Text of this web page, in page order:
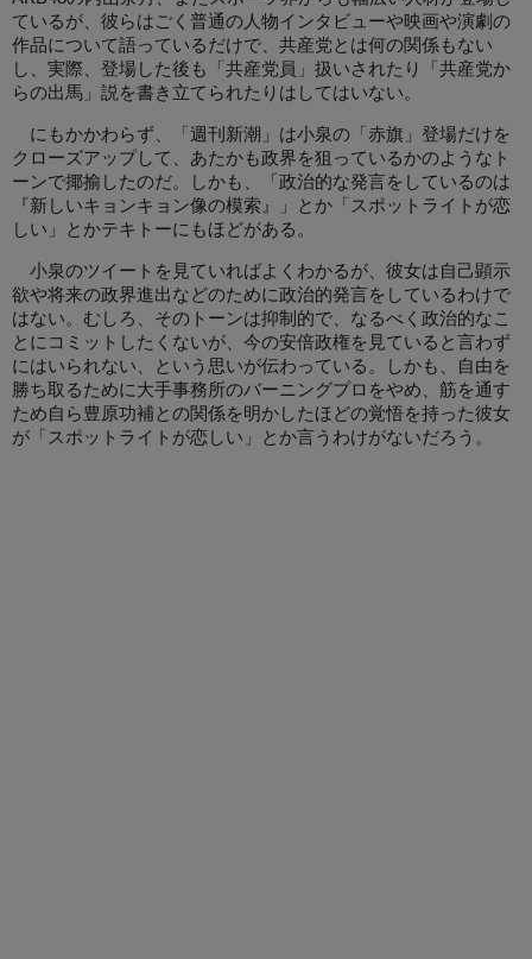
ているが、彼らはごく普通の人物インタビューや映画や演劇の
作品について語っているだけで、共産党とは何の関係もない
し、実際、登場した後も「共産党員」扱いされたり「共産党か
らの出馬」説を書き立てられたりはしてはいない。
にもかかわらず、「週刊新潮」は小泉の「赤旗」登場だけを
クローズアップして、あたかも政界を狙っているかのようなト
ーンで揶揄したのだ。しかも、「政治的な発言をしているのは
『新しいキョンキョン像の模索』」とか「スポットライトが恋
しい」とかテキトーにもほどがある。
小泉のツイートを見ていればよくわかるが、彼女は自己顕示
欲や将来の政界進出などのために政治的発言をしているわけで
はない。むしろ、そのトーンは抑制的で、なるべく政治的なこ
とにコミットしたくないが、今の安倍政権を見ていると言わず
にはいられない、という思いが伝わっている。しかも、自由を
勝ち取るために大手事務所のバーニングプロをやめ、筋を通す
ため自ら豊原功補との関係を明かしたほどの覚悟を持った彼女
が「スポットライトが恋しい」とか言うわけがないだろう。